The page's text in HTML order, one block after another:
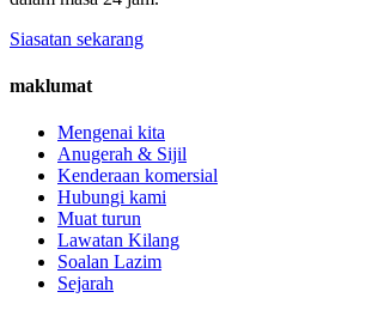
Siasatan sekarang
maklumat
Mengenai kita
Anugerah & Sijil
Kenderaan komersial
Hubungi kami
Muat turun
Lawatan Kilang
Soalan Lazim
Sejarah